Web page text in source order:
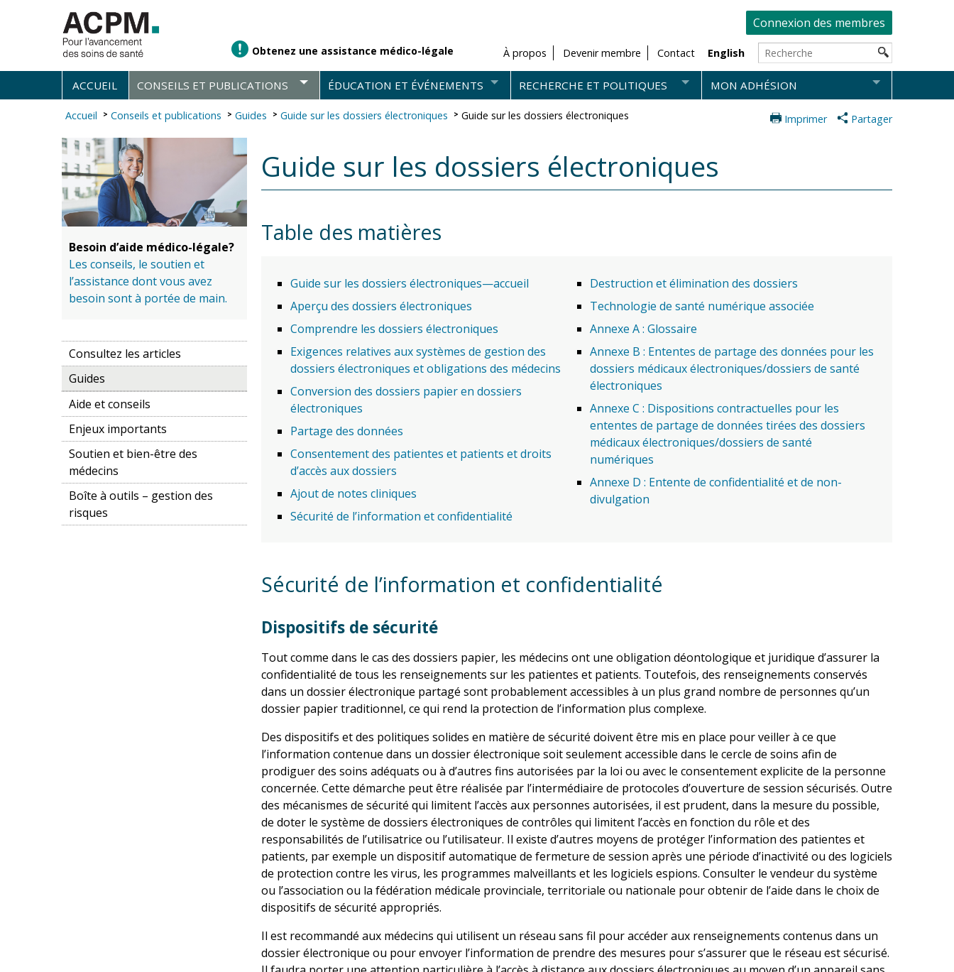
Connexion des membres
Obtenez une assistance médico-légale À propos Devenir membre Contact English
ACCUEIL CONSEILS ET PUBLICATIONS ÉDUCATION ET ÉVÉNEMENTS RECHERCHE ET POLITIQUES MON ADHÉSION
Accueil Conseils et publications Guides Guide sur les dossiers électroniques Guide sur les dossiers électroniques Imprimer Partager
Besoin d’aide médico-légale?
Les conseils, le soutien et
l’assistance dont vous avez
besoin sont à portée de main.
Consultez les articles
Guides
Aide et conseils
Enjeux importants
Soutien et bien-être des
médecins
Boîte à outils – gestion des
risques
Guide sur les dossiers électroniques
Table des matières
Guide sur les dossiers électroniques—accueil
Aperçu des dossiers électroniques
Comprendre les dossiers électroniques
Exigences relatives aux systèmes de gestion des
dossiers électroniques et obligations des médecins
Conversion des dossiers papier en dossiers
électroniques
Partage des données
Consentement des patientes et patients et droits
d’accès aux dossiers
Ajout de notes cliniques
Sécurité de l’information et confidentialité
Destruction et élimination des dossiers
Technologie de santé numérique associée
Annexe A : Glossaire
Annexe B : Ententes de partage des données pour les
dossiers médicaux électroniques/dossiers de santé
électroniques
Annexe C : Dispositions contractuelles pour les
ententes de partage de données tirées des dossiers
médicaux électroniques/dossiers de santé
numériques
Annexe D : Entente de confidentialité et de non-
divulgation
Sécurité de l’information et confidentialité
Dispositifs de sécurité
Tout comme dans le cas des dossiers papier, les médecins ont une obligation déontologique et juridique d’assurer la
confidentialité de tous les renseignements sur les patientes et patients. Toutefois, des renseignements conservés
dans un dossier électronique partagé sont probablement accessibles à un plus grand nombre de personnes qu’un
dossier papier traditionnel, ce qui rend la protection de l’information plus complexe.
Des dispositifs et des politiques solides en matière de sécurité doivent être mis en place pour veiller à ce que
l’information contenue dans un dossier électronique soit seulement accessible dans le cercle de soins afin de
prodiguer des soins adéquats ou à d’autres fins autorisées par la loi ou avec le consentement explicite de la personne
concernée. Cette démarche peut être réalisée par l’intermédiaire de protocoles d’ouverture de session sécurisés. Outre
des mécanismes de sécurité qui limitent l’accès aux personnes autorisées, il est prudent, dans la mesure du possible,
de doter le système de dossiers électroniques de contrôles qui limitent l’accès en fonction du rôle et des
responsabilités de l’utilisatrice ou l’utilisateur. Il existe d’autres moyens de protéger l’information des patientes et
patients, par exemple un dispositif automatique de fermeture de session après une période d’inactivité ou des logiciels
de protection contre les virus, les programmes malveillants et les logiciels espions. Consulter le vendeur du système
ou l’association ou la fédération médicale provinciale, territoriale ou nationale pour obtenir de l’aide dans le choix de
dispositifs de sécurité appropriés.
Il est recommandé aux médecins qui utilisent un réseau sans fil pour accéder aux renseignements contenus dans un
dossier électronique ou pour envoyer l’information de prendre des mesures pour s’assurer que le réseau est sécurisé.